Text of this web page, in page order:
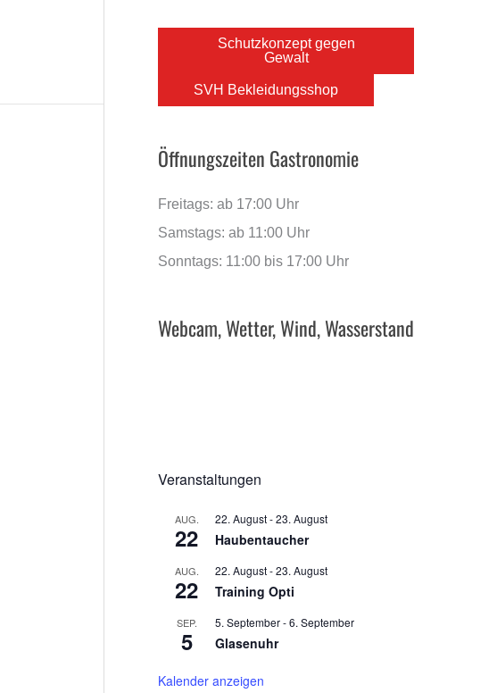
Schutzkonzept gegen
Gewalt
SVH Bekleidungsshop
Öffnungszeiten Gastronomie
Freitags: ab 17:00 Uhr
Samstags: ab 11:00 Uhr
Sonntags: 11:00 bis 17:00 Uhr
Webcam, Wetter, Wind, Wasserstand
Veranstaltungen
AUG.
22
22. August-23. August
Haubentaucher
AUG.
22
22. August-23. August
Training Opti
SEP.
5
5. September-6. September
Glasenuhr
Kalender anzeigen